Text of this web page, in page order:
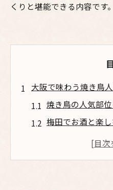
くりと堪能できる内容です。
大阪で味わう焼き鳥
焼き鳥の人気部
梅田でお酒と楽